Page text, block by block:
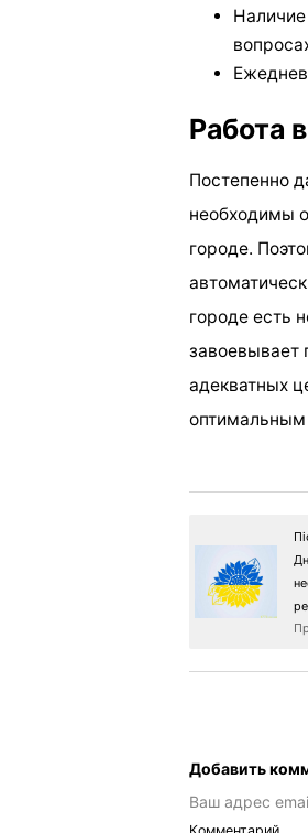
Работа
Постепенно
необходимы
городе.
городе есть
завоевывает
адекватных
Добавить
Ваш адрес